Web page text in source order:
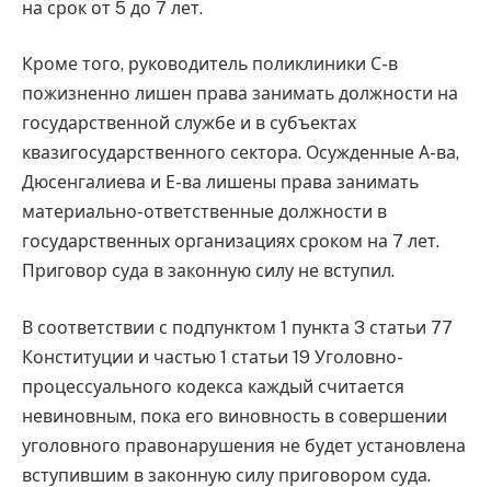
на срок от 5 до 7 лет.
Кроме того, руководитель поликлиники С-в
пожизненно лишен права занимать должности на
государственной службе и в субъектах
квазигосударственного сектора. Осужденные А-ва,
Дюсенгалиева и Е-ва лишены права занимать
материально-ответственные должности в
государственных организациях сроком на 7 лет.
Приговор суда в законную силу не вступил.
В соответствии с подпунктом 1 пункта 3 статьи 77
Конституции и частью 1 статьи 19 Уголовно-
процессуального кодекса каждый считается
невиновным, пока его виновность в совершении
уголовного правонарушения не будет установлена
вступившим в законную силу приговором суда.